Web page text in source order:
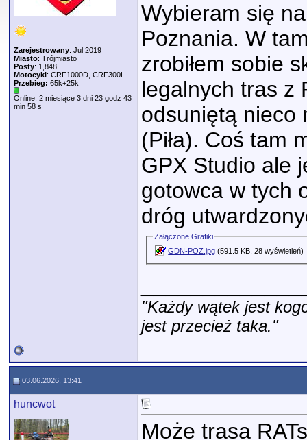
Zarejestrowany: Jul 2019
Miasto: Trójmiasto
Posty: 1,848
Motocykl: CRF1000D, CRF300L
Przebieg: 65k+25k
Online: 2 miesiące 3 dni 23 godz 43
min 58 s
Wybieram się
Poznania. W
zrobiłem sobie
legalnych tras z
odsuniętą nieco
(Piła). Coś tam
GPX Studio ale
gotowca w tych
dróg
Załączone Grafiki
GDN-POZ.jpg (591.5 KB, 28 wyświetleń)
"Każdy wątek jest
jest przecież taka."
03.06.2026, 13:41
huncwot
Może trasa